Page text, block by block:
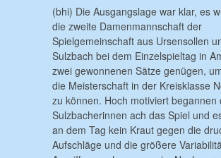
(bhi) Die Ausgangslage war klar, es
die zweite Damenmannschaft der
Spielgemeinschaft aus Ursensollen
Sulzbach bei dem Einzelspieltag in
zwei gewonnenen Sätze genügen,
die Meisterschaft in der Kreisklasse
zu können. Hoch motiviert begannen
Sulzbacherinnen ach das Spiel und
an dem Tag kein Kraut gegen die
Aufschläge und die größere